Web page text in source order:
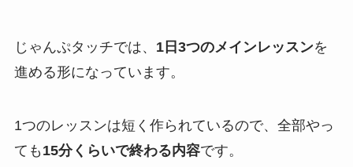
じゃんぷタッチでは、 1日3つのメインレッスンを
進める形になっています。
1つのレッスンは短く作られているので、全部やっ
ても 15分くらいで終わる内容です。